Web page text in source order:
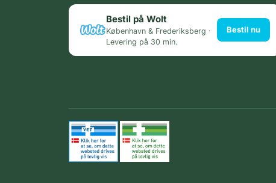
Bestil på Wolt
København & Frederiksberg ·
Levering på 30 min.
Bestil nu